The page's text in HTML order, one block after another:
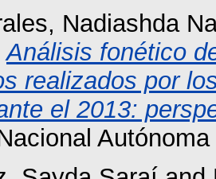
Nadiashda
Análisis fonético
realizados por
el 2013: